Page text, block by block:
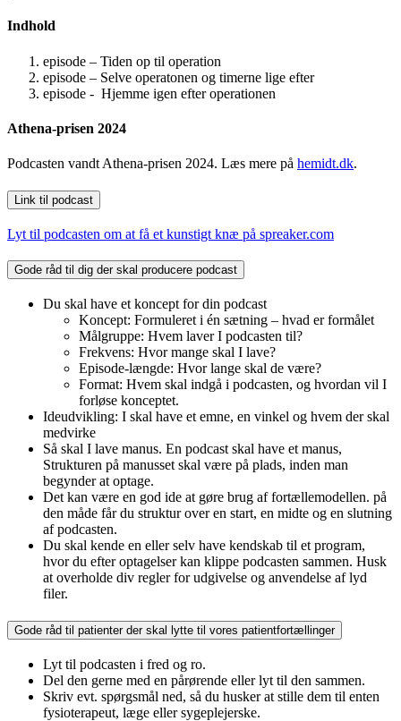
Indhold
episode – Tiden op til operation
episode – Selve operatonen og timerne lige efter
episode - Hjemme igen efter operationen
Athena-prisen 2024
Podcasten vandt Athena-prisen 2024. Læs mere på hemidt.dk.
Link til podcast
Lyt til podcasten om at få et kunstigt knæ på spreaker.com
Gode råd til dig der skal producere podcast
Du skal have et koncept for din podcast
Koncept: Formuleret i én sætning – hvad er formålet
Målgruppe: Hvem laver I podcasten til?
Frekvens: Hvor mange skal I lave?
Episode-længde: Hvor lange skal de være?
Format: Hvem skal indgå i podcasten, og hvordan vil I
forløse konceptet.
Ideudvikling: I skal have et emne, en vinkel og hvem der skal
medvirke
Så skal I lave manus. En podcast skal have et manus,
Strukturen på manusset skal være på plads, inden man
begynder at optage.
Det kan være en god ide at gøre brug af fortællemodellen. på
den måde får du struktur over en start, en midte og en slutning
af podcasten.
Du skal kende en eller selv have kendskab til et program,
hvor du efter optagelser kan klippe podcasten sammen. Husk
at overholde div regler for udgivelse og anvendelse af lyd
filer.
Gode råd til patienter der skal lytte til vores patientfortællinger
Lyt til podcasten i fred og ro.
Del den gerne med en pårørende eller lyt til den sammen.
Skriv evt. spørgsmål ned, så du husker at stille dem til enten
fysioterapeut, læge eller sygeplejerske.